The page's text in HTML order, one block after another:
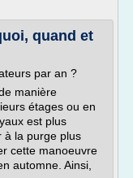
quand et
par an ?
manière
étages ou en
est plus
à la purge plus
cette manoeuvre
automne. Ainsi,